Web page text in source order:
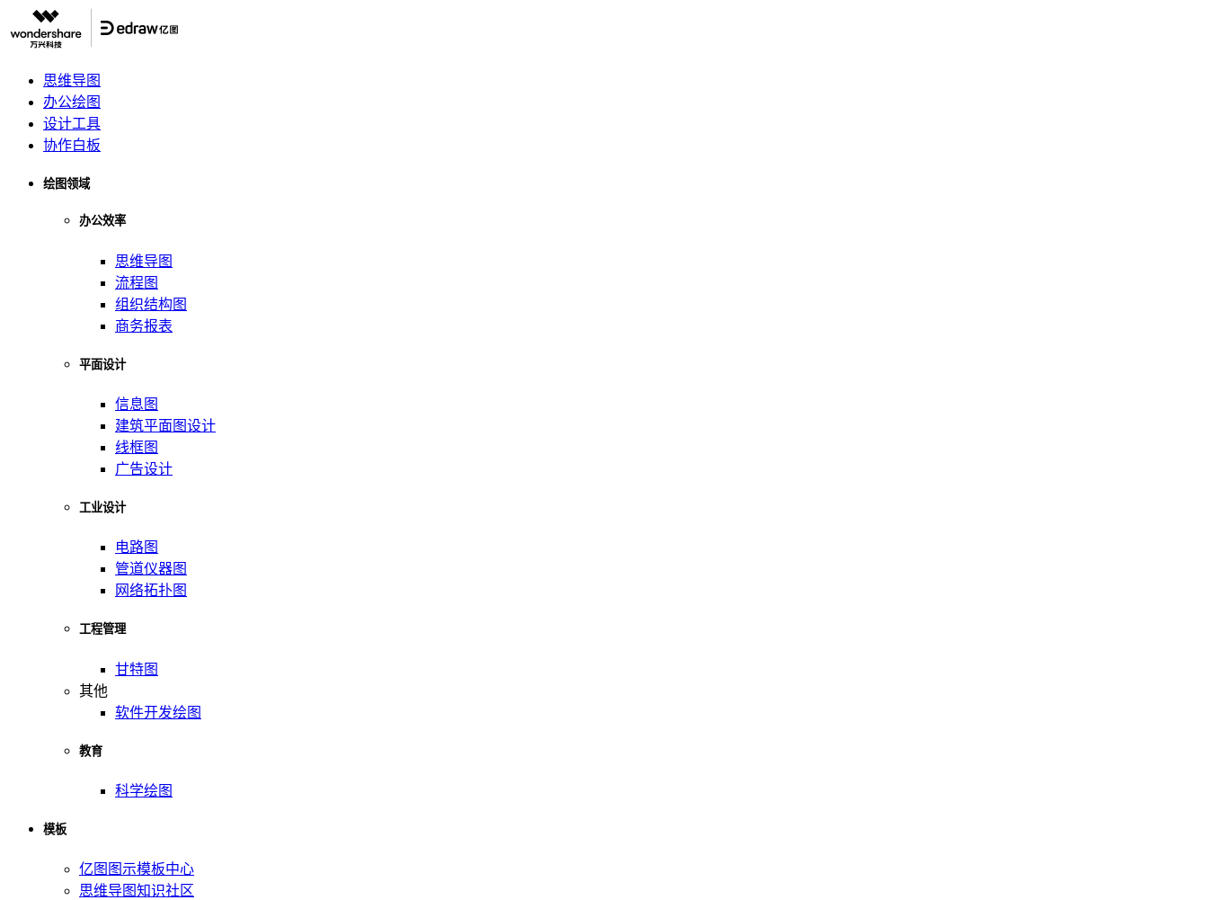
思维导图
办公绘图
设计工具
协作白板
绘图领域
办公效率
思维导图
流程图
组织结构图
商务报表
平面设计
信息图
建筑平面图设计
线框图
广告设计
工业设计
电路图
管道仪器图
网络拓扑图
工程管理
甘特图
其他
软件开发绘图
教育
科学绘图
模板
亿图图示模板中心
思维导图知识社区